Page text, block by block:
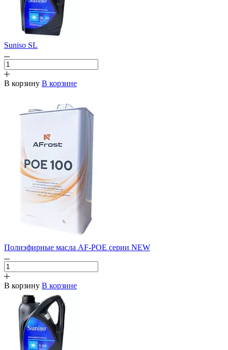
Suniso SL
В корзину В корзине
Полиэфирные масла AF-POE серии NEW
В корзину В корзине